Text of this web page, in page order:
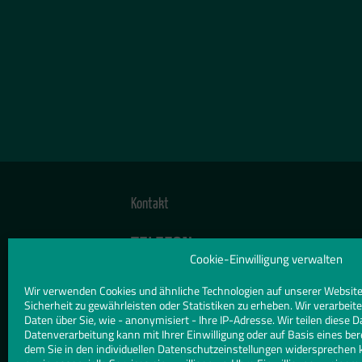
Cookie-Einwilligung verwalten
Wir verwenden Cookies und ähnliche Technologien auf unserer
Sicherheit zu gewährleisten oder Statistiken zu erheben. Wir
Daten über Sie, wie - anonymisiert - Ihre IP-Adresse. Wir teilen diese
Datenverarbeitung kann mit Ihrer Einwilligung oder auf Basis eines
dem Sie in den individuellen Datenschutzeinstellungen widersprechen
Kontakt
TELEFON
034604 20544
E-MAIL
info@orban-gmbh.de
WEBSITE